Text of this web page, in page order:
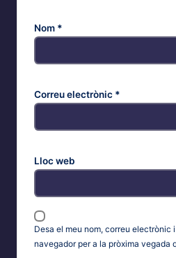
Nom *
Correu electrònic *
Lloc web
Desa el meu nom, correu electrònic
navegador per a la pròxima vegada